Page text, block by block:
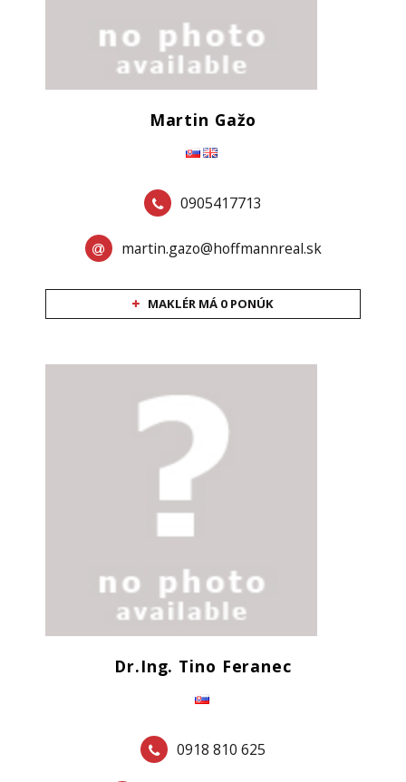
Martin Gažo
0905417713
martin.gazo@hoffmannreal.sk
MAKLÉR MÁ 0 PONÚK
Dr.Ing. Tino Feranec
0918 810 625